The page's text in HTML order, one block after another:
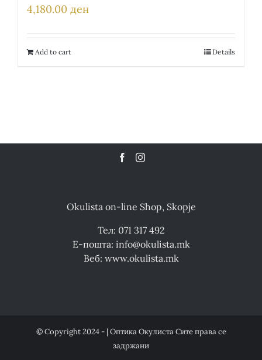
4,180.00 ден
Add to cart Details
Okulista on-line Shop, Skopje
Тел: 071 317 492
Е-пошта: info@okulista.mk
Веб: www.okulista.mk
© Copyright 2024 - | Оптика Окулиста Сите права се
задржани